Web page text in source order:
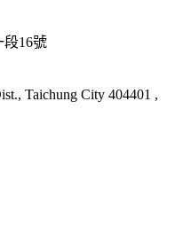
段16號
Taichung City 404401 ,